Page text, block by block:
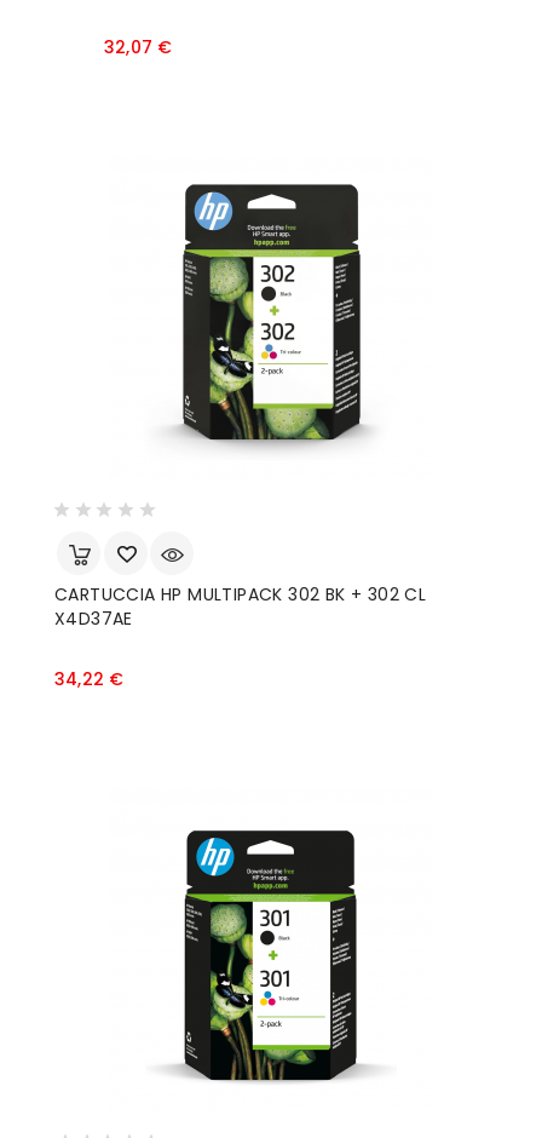
32,07 €Prezzo
CARTUCCIA HP MULTIPACK 302 BK + 302 CL
X4D37AE
34,22 €Prezzo